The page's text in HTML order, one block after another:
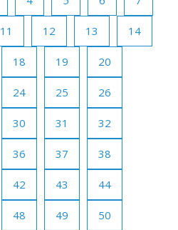
11 12 13 14
18 19 20
24 25 26
30 31 32
36 37 38
42 43 44
48 49 50